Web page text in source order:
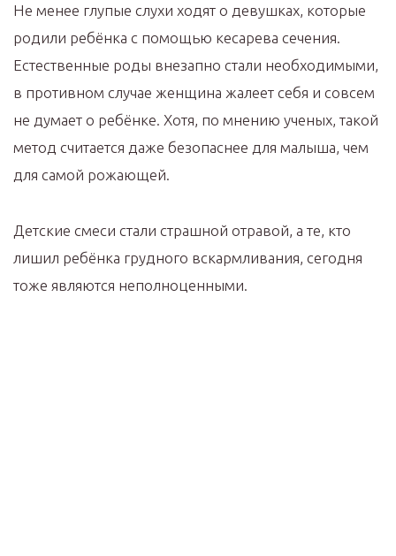
Не менее глупые слухи ходят о девушках, которые
родили ребёнка с помощью кесарева сечения.
Естественные роды внезапно стали необходимыми,
в противном случае женщина жалеет себя и совсем
не думает о ребёнке. Хотя, по мнению ученых, такой
метод считается даже безопаснее для малыша, чем
для самой рожающей.
Детские смеси стали страшной отравой, а те, кто
лишил ребёнка грудного вскармливания, сегодня
тоже являются неполноценными.